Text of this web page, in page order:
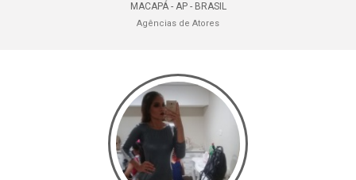
MACAPÁ - AP - BRASIL
Agências de Atores